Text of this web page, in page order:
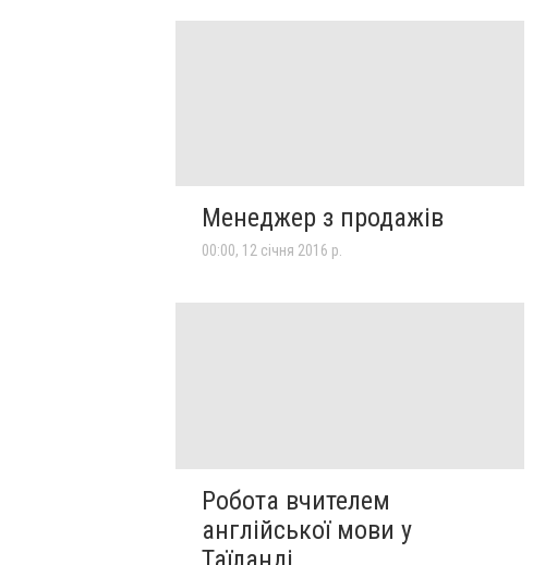
Менеджер з продажів
00:00, 12 січня 2016 р.
Робота вчителем
англійської мови у